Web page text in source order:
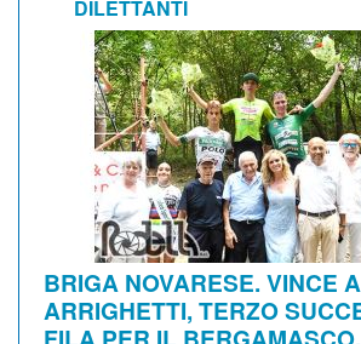
DILETTANTI
BRIGA NOVARESE. VINCE
ARRIGHETTI, TERZO